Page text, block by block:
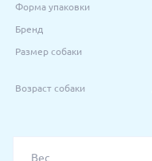
Форма упаковки
Бренд
Размер собаки
Возраст собаки
Вес